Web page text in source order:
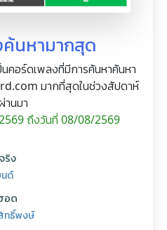
นหามากสุด
คอร์ดเพลงที่มีการค้นหาค้นหา
มากที่สุดในช่วงสัปดาห์
านมา
ถึงวันที่ 08/08/2569
ริง
ด์
อด
ทธิ์พงษ์